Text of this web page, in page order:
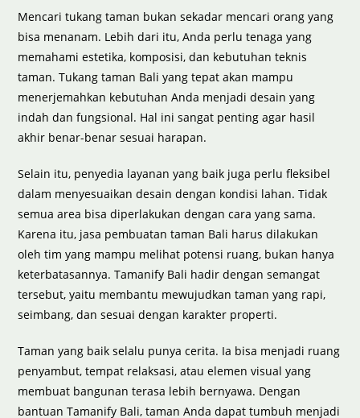
Mencari tukang taman bukan sekadar mencari orang yang
bisa menanam. Lebih dari itu, Anda perlu tenaga yang
memahami estetika, komposisi, dan kebutuhan teknis
taman. Tukang taman Bali yang tepat akan mampu
menerjemahkan kebutuhan Anda menjadi desain yang
indah dan fungsional. Hal ini sangat penting agar hasil
akhir benar-benar sesuai harapan.
Selain itu, penyedia layanan yang baik juga perlu fleksibel
dalam menyesuaikan desain dengan kondisi lahan. Tidak
semua area bisa diperlakukan dengan cara yang sama.
Karena itu, jasa pembuatan taman Bali harus dilakukan
oleh tim yang mampu melihat potensi ruang, bukan hanya
keterbatasannya. Tamanify Bali hadir dengan semangat
tersebut, yaitu membantu mewujudkan taman yang rapi,
seimbang, dan sesuai dengan karakter properti.
Taman yang baik selalu punya cerita. Ia bisa menjadi ruang
penyambut, tempat relaksasi, atau elemen visual yang
membuat bangunan terasa lebih bernyawa. Dengan
bantuan Tamanify Bali, taman Anda dapat tumbuh menjadi